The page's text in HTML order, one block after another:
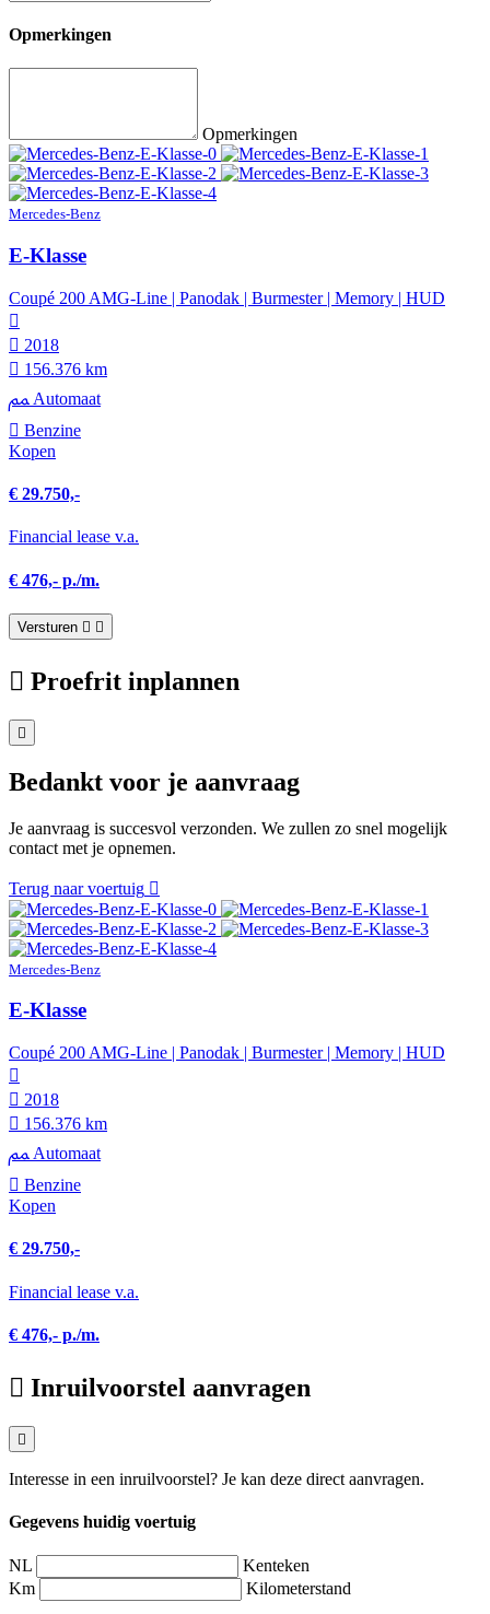
Opmerkingen
Opmerkingen
Mercedes-Benz
E-Klasse
Coupé 200 AMG-Line | Panodak | Burmester | Memory | HUD
2018
156.376 km
Automaat
Benzine
Kopen
€ 29.750,-
Financial lease v.a.
€ 476,- p./m.
Versturen
Proefrit inplannen
Bedankt voor je aanvraag
Je aanvraag is succesvol verzonden. We zullen zo snel mogelijk
contact met je opnemen.
Terug naar voertuig
Mercedes-Benz
E-Klasse
Coupé 200 AMG-Line | Panodak | Burmester | Memory | HUD
2018
156.376 km
Automaat
Benzine
Kopen
€ 29.750,-
Financial lease v.a.
€ 476,- p./m.
Inruilvoorstel aanvragen
Interesse in een inruilvoorstel? Je kan deze direct aanvragen.
Gegevens huidig voertuig
NL
Kenteken
Km
Kilometerstand